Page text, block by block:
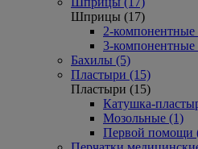
Шприцы (17)
2-компонентные
3-компонентные
Бахилы (5)
Пластыри (15)
Пластыри (15)
Катушка-
Мозольные (1)
Первой помощи